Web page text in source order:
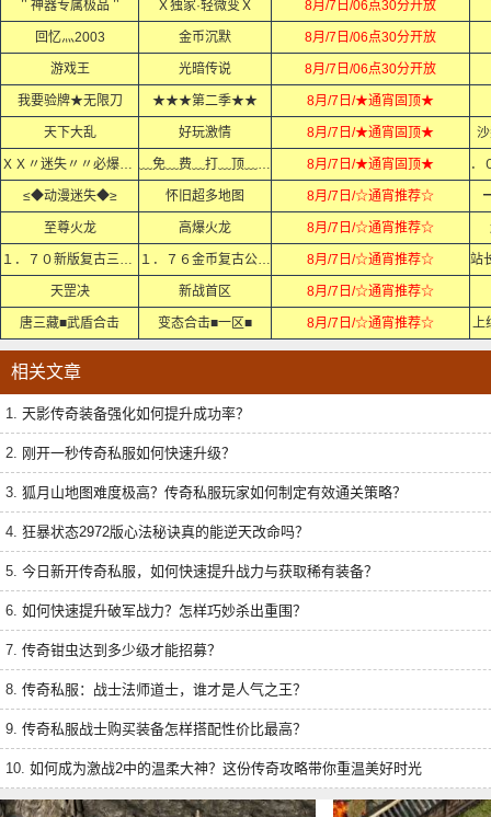
＂神器专属极品＂ Ｘ独家·轻微变Ｘ 8月/7日/06点30分开放
回忆灬2003 金币沉默 8月/7日/06点30分开放
游戏王 光暗传说 8月/7日/06点30分开放
我要验牌★无限刀 ★★★第二季★★ 8月/7日/★通宵固顶★
天下大乱 好玩激情 8月/7日/★通宵固顶★
ＸＸ〃迷失〃〃必爆充值ＸＸ ﹏免﹏费﹏打﹏顶﹏赞﹏ 8月/7日/★通宵固顶★
≤◆动漫迷失◆≥ 怀旧超多地图 8月/7日/☆通宵推荐☆
至尊火龙 高爆火龙 8月/7日/☆通宵推荐☆
１．７０新版复古三职业 １．７６金币复古公益服 8月/7日/☆通宵推荐☆
天罡决 新战首区 8月/7日/☆通宵推荐☆
唐三藏■武盾合击 变态合击■一区■ 8月/7日/☆通宵推荐☆ 上
相关文章
1. 天影传奇装备强化如何提升成功率？
2. 刚开一秒传奇私服如何快速升级？
3. 狐月山地图难度极高？传奇私服玩家如何制定有效通关策略？
4. 狂暴状态2972版心法秘诀真的能逆天改命吗？
5. 今日新开传奇私服，如何快速提升战力与获取稀有装备？
6. 如何快速提升破军战力？怎样巧妙杀出重围？
7. 传奇钳虫达到多少级才能招募？
8. 传奇私服：战士法师道士，谁才是人气之王？
9. 传奇私服战士购买装备怎样搭配性价比最高？
10. 如何成为激战2中的温柔大神？这份传奇攻略带你重温美好时光